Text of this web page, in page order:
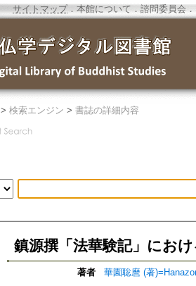
サイトマップ．本館について ． 諮問委員会 ．
> 検索エンジン > 書誌の詳細内容
鎮源撰「法華験記」にお
著者
華園聡麿 (著